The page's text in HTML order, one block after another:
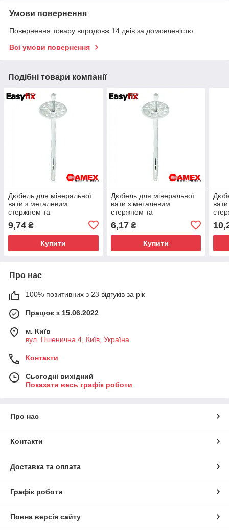
Умови повернення
Повернення товару впродовж 14 днів за домовленістю
Всі умови повернення
Подібні товари компанії
Дюбель для мінеральної
вати з металевим
стержнем та
LDK/TZ EasyFix 10х220
9,74 ₴
Купити
Дюбель для мінеральної
вати з металевим
стержнем та
LDK/TZ EasyFix 10х120,
300шт.
6,17₴
Купити
Про нас
100% позитивних з 23 відгуків за рік
Працює з 15.06.2022
м. Київ
вул. Пшенична 4, Київ, Україна
Контакти
Сьогодні вихідний
Показати весь графік роботи
Про нас
Контакти
Доставка та оплата
Графік роботи
Повна версія сайту